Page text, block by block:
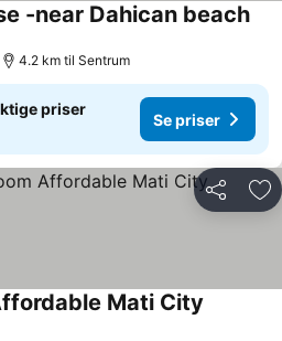
-near Dahican beachSe
4.2 km til Sentrum
priser
Se priser
Del
Mati City